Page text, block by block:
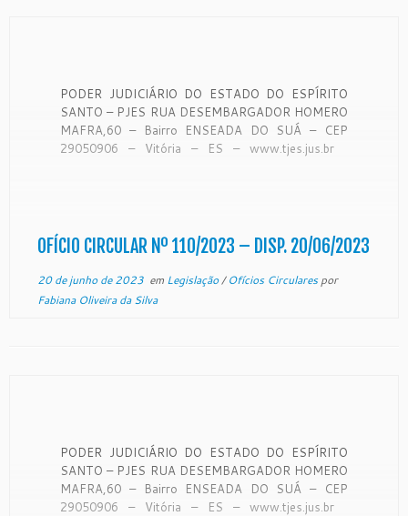
PODER JUDICIÁRIO DO ESTADO DO ESPÍRITO
SANTO – PJES RUA DESEMBARGADOR HOMERO
MAFRA,60 – Bairro ENSEADA DO SUÁ – CEP
29050906 – Vitória – ES – www.tjes.jus.br
OFÍCIO CIRCULAR Nº 110/2023 – DISP. 20/06/2023
20 de junho de 2023em Legislação/Ofícios Circularespor
Fabiana Oliveira da Silva
PODER JUDICIÁRIO DO ESTADO DO ESPÍRITO
SANTO – PJES RUA DESEMBARGADOR HOMERO
MAFRA,60 – Bairro ENSEADA DO SUÁ – CEP
29050906 – Vitória – ES – www.tjes.jus.br